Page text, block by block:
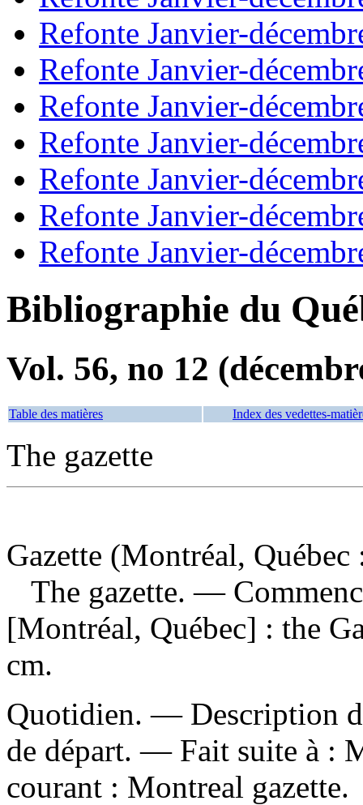
Refonte Janvier-
Refonte Janvier-
Refonte Janvier-
Refonte Janvier-
Refonte Janvier-
Refonte Janvier-
Refonte Janvier-
Bibliographie du
Vol. 56, no 12
Table des matières Index des vedettes-
The gazette
Gazette (Montréal,
The gazette. —
[Montréal, Québec] : the
cm.
Quotidien. — Description
de départ. — Fait suite à :
courant : Montreal gazette.